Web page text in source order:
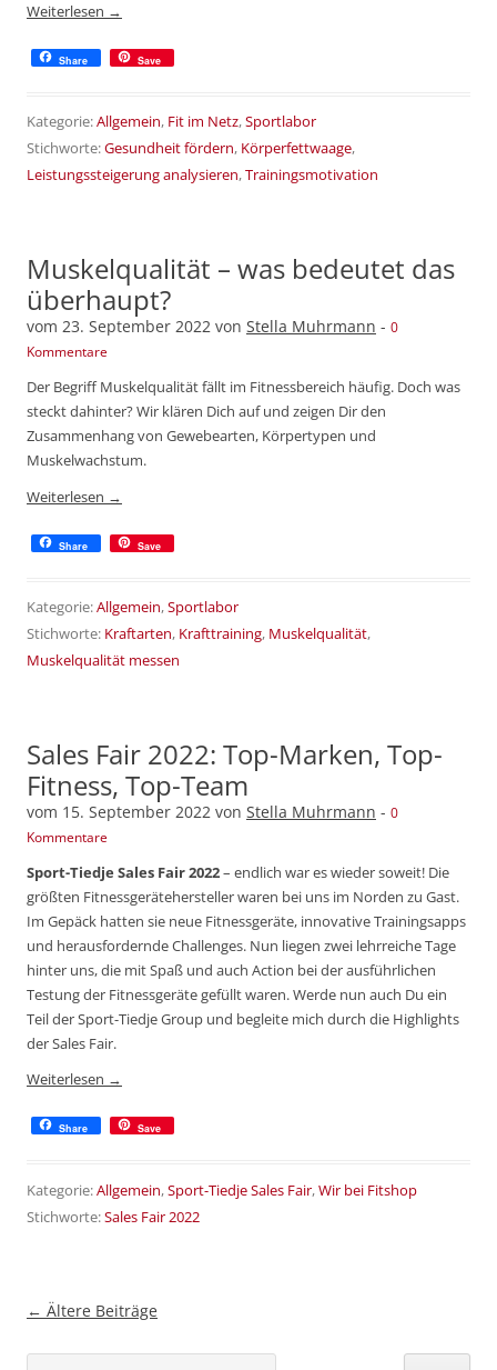
Weiterlesen →
Share Save
Kategorie:Allgemein, Fit im Netz,Sportlabor
Stichworte:Gesundheit fördern, Körperfettwaage,
Leistungssteigerung analysieren,Trainingsmotivation
Muskelqualität – was bedeutet das
überhaupt?
vom 23. September 2022 von Stella Muhrmann - 0
Kommentare
Der Begriff Muskelqualität fällt im Fitnessbereich häufig. Doch was
steckt dahinter? Wir klären Dich auf und zeigen Dir den
Zusammenhang von Gewebearten, Körpertypen und
Muskelwachstum.
Weiterlesen →
Share Save
Kategorie:Allgemein,Sportlabor
Stichworte: Kraftarten, Krafttraining, Muskelqualität,
Muskelqualität messen
Sales Fair 2022: Top-Marken, Top-
Fitness, Top-Team
vom 15. September 2022 von Stella Muhrmann - 0
Kommentare
Sport-Tiedje Sales Fair 2022– endlich war es wieder soweit! Die
größten Fitnessgerätehersteller waren bei uns im Norden zu Gast.
Im Gepäck hatten sie neue Fitnessgeräte, innovative Trainingsapps
und herausfordernde Challenges. Nun liegen zwei lehrreiche Tage
hinter uns, die mit Spaß und auch Action bei der ausführlichen
Testung der Fitnessgeräte gefüllt waren. Werde nun auch Du ein
Teil der Sport-Tiedje Group und begleite mich durch die Highlights
der Sales Fair.
Weiterlesen →
Share Save
Kategorie:Allgemein,Sport-Tiedje Sales Fair,Wir bei Fitshop
Stichworte:Sales Fair 2022
Beitragsnavigation
← Ältere Beiträge